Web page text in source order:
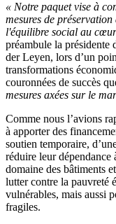
« Notre paquet vise à
mesures de
l'équilibre social au
préambule la présidente
der Leyen, lors d’un
transformations
couronnées de succès
mesures axées sur le
Comme nous l’avions
à apporter des
soutien temporaire,
réduire leur dépendance
domaine des bâtiments
lutter contre la pauvreté
vulnérables, mais aussi
fragiles.